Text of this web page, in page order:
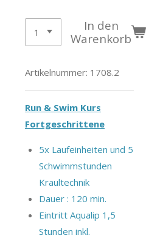
In den
Warenkorb
Artikelnummer: 1708.2
Run & Swim Kurs
Fortgeschrittene
5x Laufeinheiten und 5
Schwimmstunden
Kraultechnik
Dauer : 120 min.
Eintritt Aqualip 1,5
Stunden inkl.